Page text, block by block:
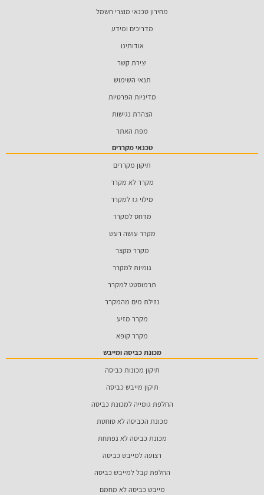
מחירון טכנאי מוצרי חשמל
מדריכים ומידע
אודותינו
יצירת קשר
תנאי השימוש
מדיניות הפרטיות
הצהרת נגישות
מפת האתר
טכנאי מקררים
תיקון מקררים
מקרר לא מקרר
מילוי גז למקרר
מדחס למקרר
מקרר עושה רעש
מקרר מקצר
גומיות למקרר
תרמוסטט למקרר
נזילת מים מהמקרר
מקרר מזיע
מקרר קופא
מכונת כביסה ומייבש
תיקון מכונות כביסה
תיקון מייבש כביסה
החלפת גומייה למכונת כביסה
מכונת הכביסה לא סוחטת
מכונת כביסה לא נפתחת
רצועה למייבש כביסה
החלפת קבל למייבש כביסה
מייבש כביסה לא מחמם